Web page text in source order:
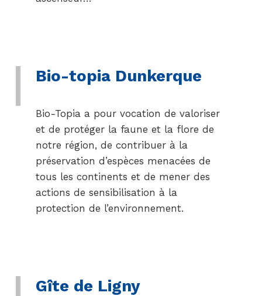
Bio-topia Dunkerque
Bio-Topia a pour vocation de valoriser
et de protéger la faune et la flore de
notre région, de contribuer à la
préservation d’espèces menacées de
tous les continents et de mener des
actions de sensibilisation à la
protection de l’environnement.
Gîte de Ligny